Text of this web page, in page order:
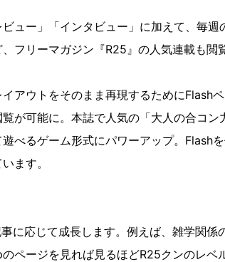
ュー」「インタビュー」に加えて、毎週
フリーマガジン『R25』の人気連載も閲
アウトをそのまま再現するためにFlash
が可能に。本誌で人気の「大人の合コン
べるゲーム形式にパワーアップ。Flash
ます。
に応じて成長します。例えば、雑学関係
ページを見れば見るほどR25クンのレベ